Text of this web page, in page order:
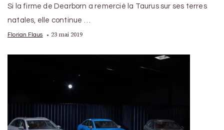
Si la firme de Dearborn a remercié la Taurus sur ses terres
natales, elle continue …
Florian Flaus 23 mai 2019